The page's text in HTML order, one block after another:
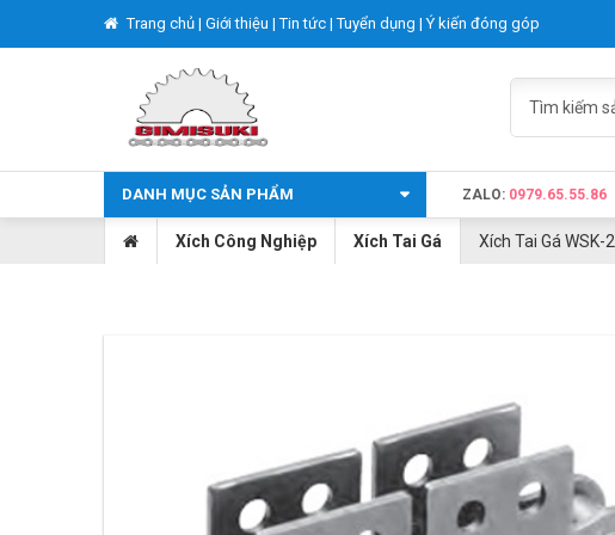
Trang chủ | Giới thiệu |Tin tức |Tuyển dụng |Ý kiến đóng góp
DANH MỤC SẢN PHẨM ZALO: 0979.65.55.86
Xích Công Nghiệp Xích Tai Gá Xích Tai Gá WSK-2